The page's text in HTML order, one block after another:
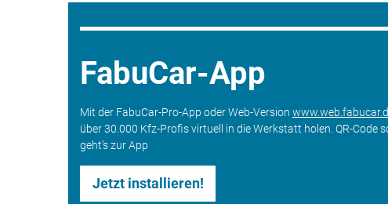
FabuCar-App
Mit der FabuCar-Pro-App oder Web-Version
über 30.000 Kfz-Profis virtuell in die Werkstatt holen. QR-Code
geht’s zur App
Jetzt installieren!